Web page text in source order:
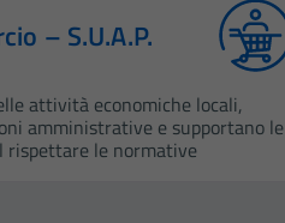
– S.U.A.P.
attività economiche locali,
amministrative e supportano le
rispettare le normative